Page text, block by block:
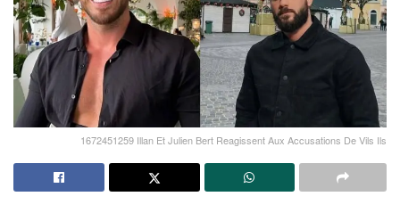
1672451259 Illan Et Julien Bert Reagissent Aux Accusations De Vils Ils